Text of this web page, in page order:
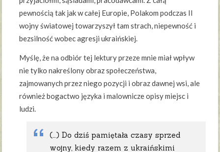
pewnością tak jak w całej Europie, Polakom podczas II
wojny światowej towarzyszył tam strach, niepewność i
bezsilność wobec agresji ukraińskiej.
Myślę, że na odbiór tej lektury przeze mnie miał wpływ
nie tylko nakreślony obraz społeczeństwa,
zajmowanych przez niego pozycji i obraz dawnej wsi, ale
również bogactwo języka i malownicze opisy miejsc i
ludzi.
(…) Do dziś pamiętała czasy sprzed
wojny, kiedy razem z ukraińskimi